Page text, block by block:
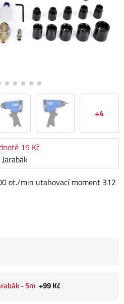
+4
19 Kč
ot./min utahovací moment 312
- 5m +99 Kč